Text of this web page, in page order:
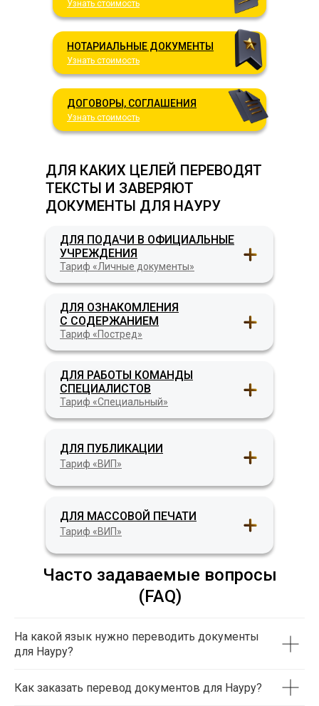
Узнать стоимость
НОТАРИАЛЬНЫЕ ДОКУМЕНТЫ
Узнать стоимость
ДОГОВОРЫ, СОГЛАШЕНИЯ
Узнать стоимость
ДЛЯ КАКИХ ЦЕЛЕЙ ПЕРЕВОДЯТ
ТЕКСТЫ И ЗАВЕРЯЮТ
ДОКУМЕНТЫ ДЛЯ НАУРУ
ДЛЯ ПОДАЧИ В ОФИЦИАЛЬНЫЕ
УЧРЕЖДЕНИЯ
Тариф «Личные документы»
Тариф «Постред»
ДЛЯ ОЗНАКОМЛЕНИЯ
С СОДЕРЖАНИЕМ
ДЛЯ ПУБЛИКАЦИИ
Тариф «ВИП»
ДЛЯ РАБОТЫ КОМАНДЫ
СПЕЦИАЛИСТОВ
Тариф «Специальный»
ДЛЯ МАССОВОЙ ПЕЧАТИ
Тариф «ВИП»
Часто задаваемые вопросы
(FAQ)
На какой язык нужно переводить документы
для Науру?
Как заказать перевод документов для Науру?